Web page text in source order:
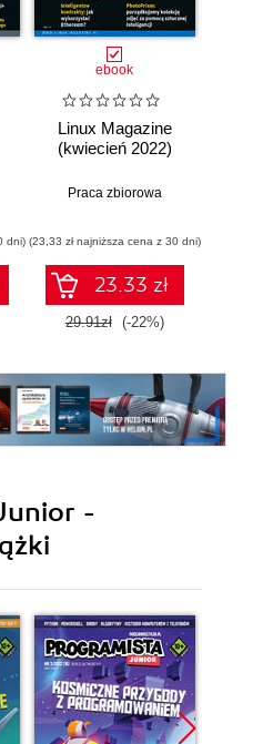
dni)
ebook
Linux Magazine
(kwiecień 2022)
Praca zbiorowa
(23,33 zł najniższa cena z 30 dni)
23.33 zł
29.91zł (-22%)
-